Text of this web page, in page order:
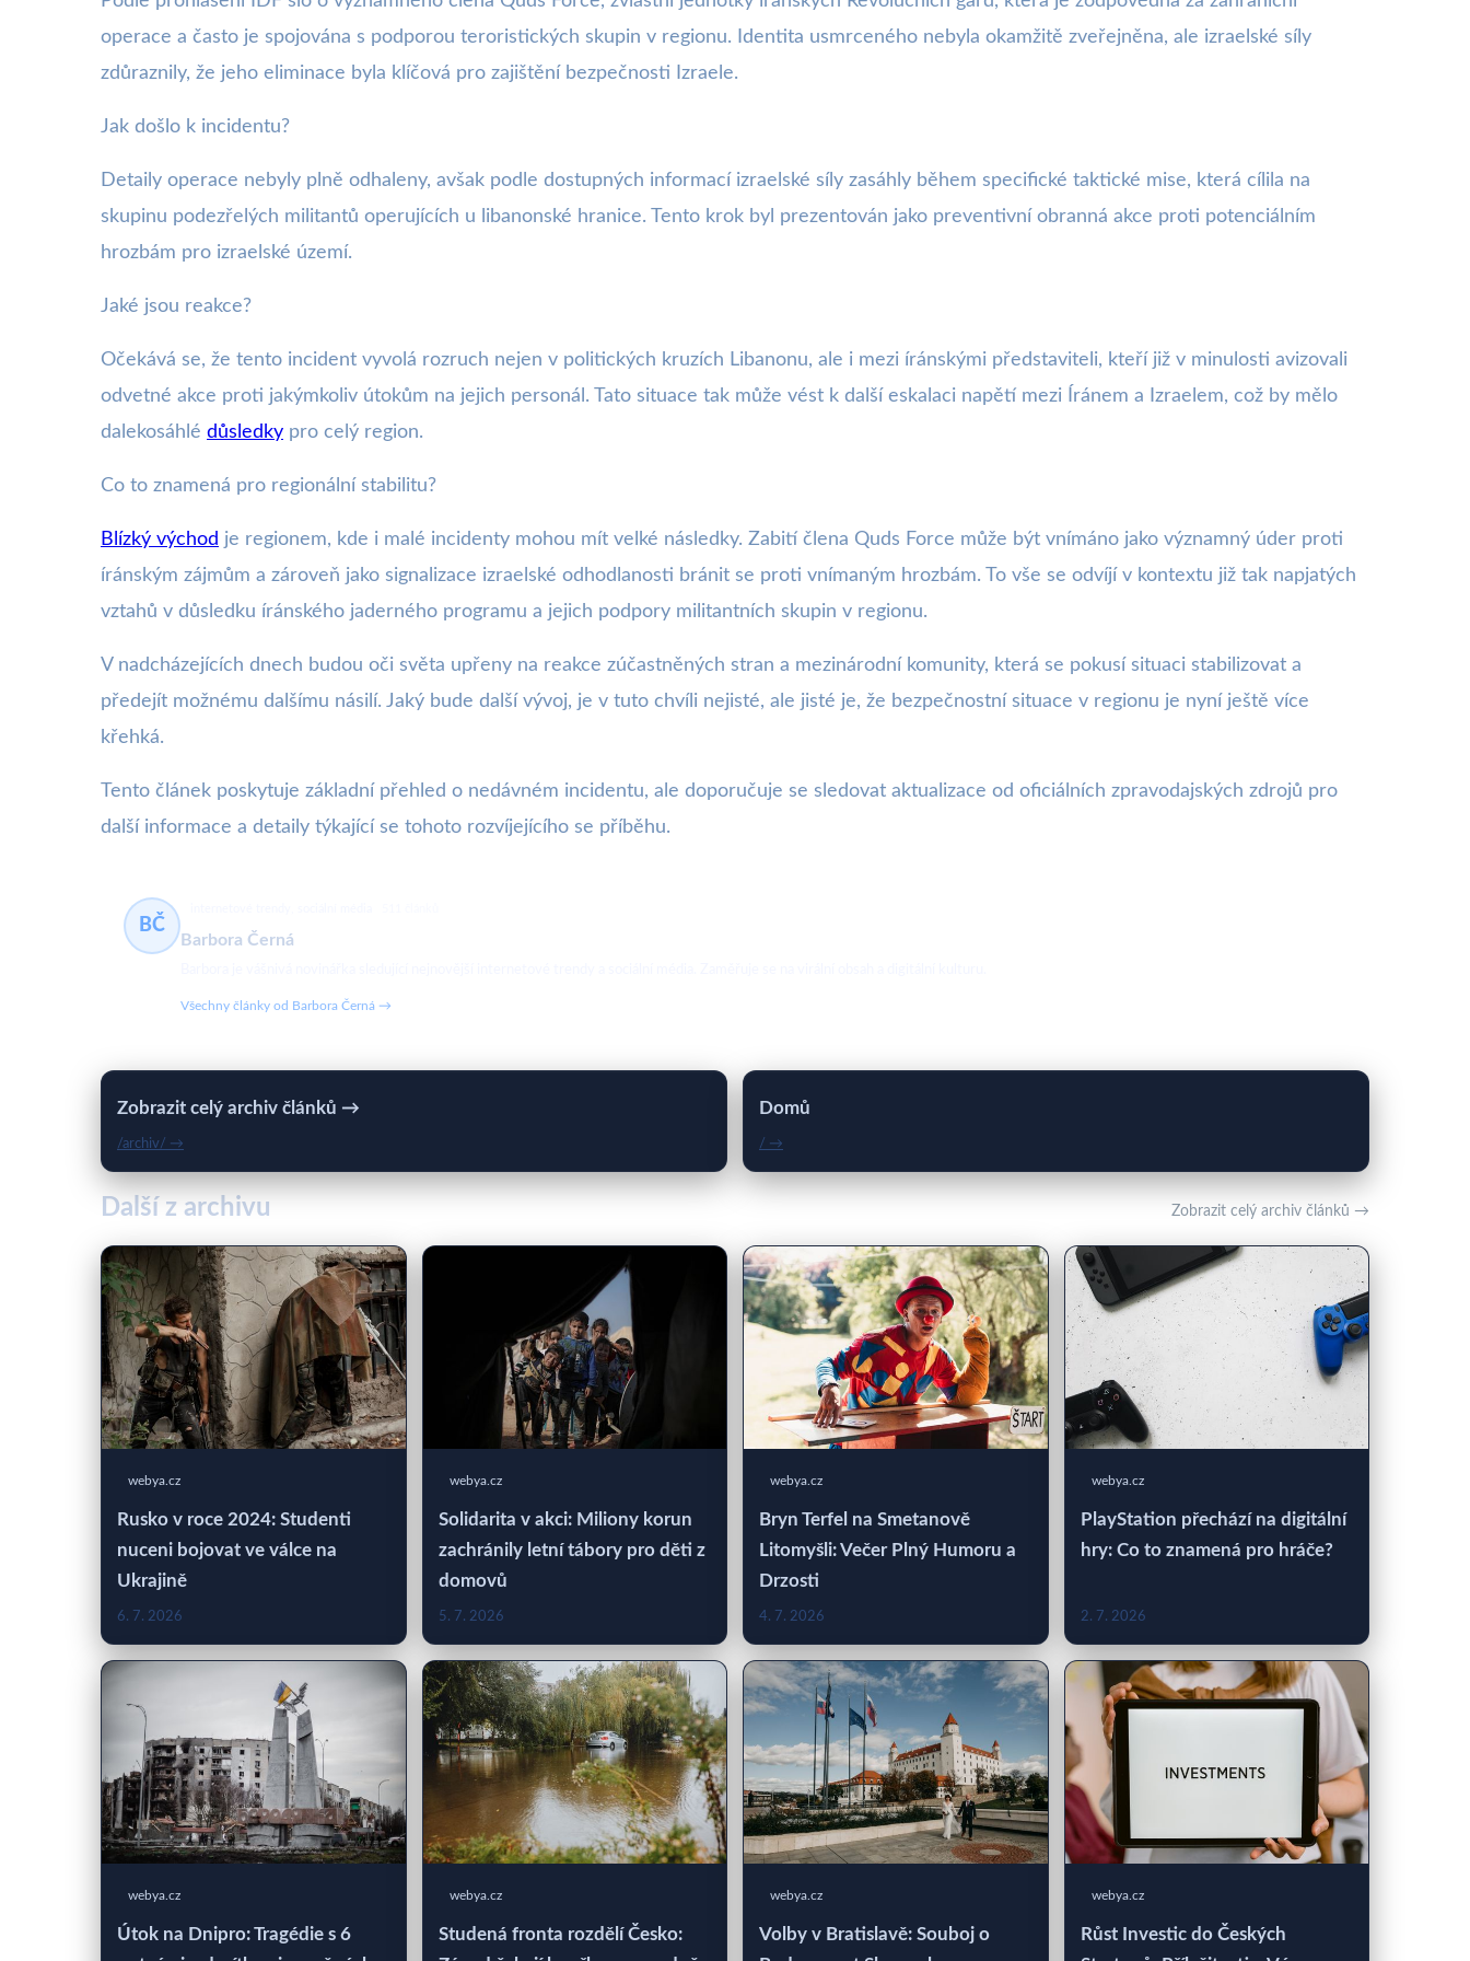
operace a často je spojována s podporou teroristických skupin v regionu. Identita usmrceného nebyla okamžitě zveřejněna, ale izraelské síly
zdůraznily, že jeho eliminace byla klíčová pro zajištění bezpečnosti Izraele.
Jak došlo k incidentu?
Detaily operace nebyly plně odhaleny, avšak podle dostupných informací izraelské síly zasáhly během specifické taktické mise, která cílila na
skupinu podezřelých militantů operujících u libanonské hranice. Tento krok byl prezentován jako preventivní obranná akce proti potenciálním
hrozbám pro izraelské území.
Jaké jsou reakce?
Očekává se, že tento incident vyvolá rozruch nejen v politických kruzích Libanonu, ale i mezi íránskými představiteli, kteří již v minulosti avizovali
odvetné akce proti jakýmkoliv útokům na jejich personál. Tato situace tak může vést k další eskalaci napětí mezi Íránem a Izraelem, což by mělo
dalekosáhlé důsledky pro celý region.
Co to znamená pro regionální stabilitu?
Blízký východ je regionem, kde i malé incidenty mohou mít velké následky. Zabití člena Quds Force může být vnímáno jako významný úder proti
íránským zájmům a zároveň jako signalizace izraelské odhodlanosti bránit se proti vnímaným hrozbám. To vše se odvíjí v kontextu již tak napjatých
vztahů v důsledku íránského jaderného programu a jejich podpory militantních skupin v regionu.
V nadcházejících dnech budou oči světa upřeny na reakce zúčastněných stran a mezinárodní komunity, která se pokusí situaci stabilizovat a
předejít možnému dalšímu násilí. Jaký bude další vývoj, je v tuto chvíli nejisté, ale jisté je, že bezpečnostní situace v regionu je nyní ještě více
křehká.
Tento článek poskytuje základní přehled o nedávném incidentu, ale doporučuje se sledovat aktualizace od oficiálních zpravodajských zdrojů pro
další informace a detaily týkající se tohoto rozvíjejícího se příběhu.
BČ
Barbora Černá
Všechny články od Barbora Černá →
Zobrazit celý archiv článků →
/archiv/ →
Domů
/ →
Další z archivu Zobrazit celý archiv článků →
webya.cz
Rusko v roce 2024: Studenti
nuceni bojovat ve válce na
Ukrajině
6. 7. 2026
webya.cz
Solidarita v akci: Miliony korun
zachránily letní tábory pro děti z
domovů
5. 7. 2026
webya.cz
Bryn Terfel na Smetanově
Litomyšli: Večer Plný Humoru a
Drzosti
4. 7. 2026
webya.cz
PlayStation přechází na digitální
hry: Co to znamená pro hráče?
2. 7. 2026
webya.cz
Útok na Dnipro: Tragédie s 6
webya.cz
Studená fronta rozdělí Česko:
webya.cz
Volby v Bratislavě: Souboj o
webya.cz
Růst Investic do Českých